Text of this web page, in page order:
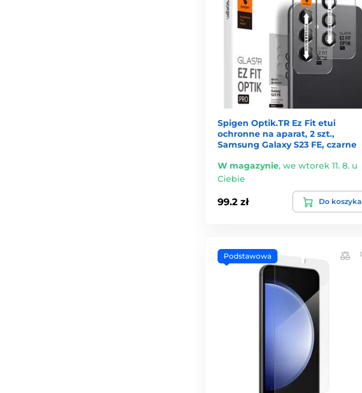
Spigen Optik.TR Ez Fit etui
ochronne na aparat, 2 szt.,
Samsung Galaxy S23 FE, czarne
W magazynie, we wtorek 11. 8. u
Ciebie
99.2 zł Do koszyka
Podstawowa